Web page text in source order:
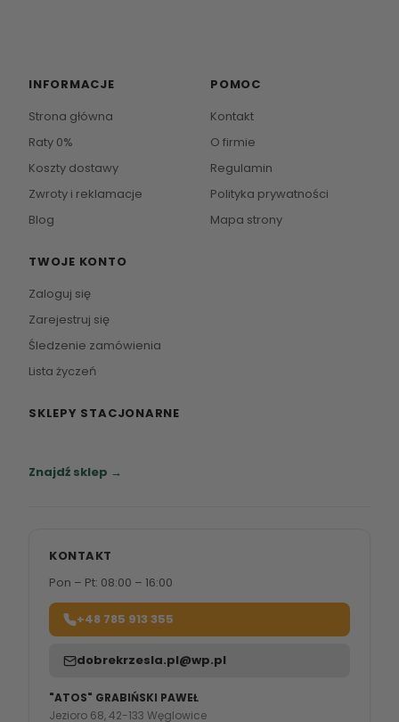
INFORMACJE
Strona główna
Raty 0%
Koszty dostawy
Zwroty i reklamacje
Blog
POMOC
Kontakt
O firmie
Regulamin
Polityka prywatności
Mapa strony
TWOJE KONTO
Zaloguj się
Zarejestruj się
Śledzenie zamówienia
Lista życzeń
SKLEPY STACJONARNE
Znajdź sklep →
KONTAKT
Pon – Pt: 08:00 – 16:00
+48 785 913 355
dobrekrzesla.pl@wp.pl
"ATOS" GRABIŃSKI PAWEŁ
Jezioro 68, 42-133 Węglowice